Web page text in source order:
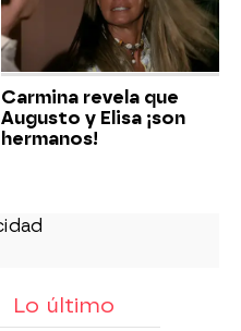
Carmina revela que
Augusto y Elisa ¡son
hermanos!
Lo último